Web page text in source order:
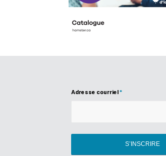
Adresse courriel*